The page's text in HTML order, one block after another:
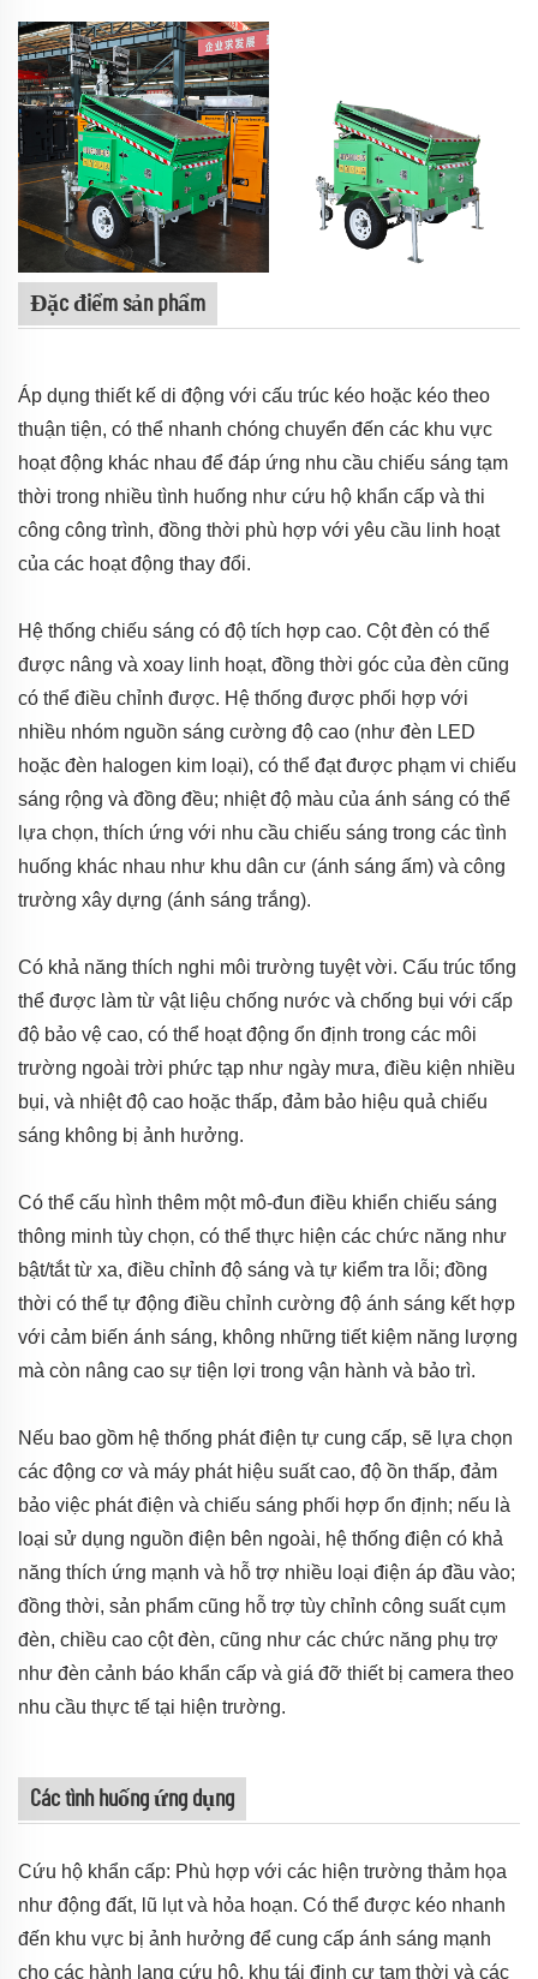
Đặc điểm sản phẩm
Áp dụng thiết kế di động với cấu trúc kéo hoặc kéo theo
thuận tiện, có thể nhanh chóng chuyển đến các khu vực
hoạt động khác nhau để đáp ứng nhu cầu chiếu sáng tạm
thời trong nhiều tình huống như cứu hộ khẩn cấp và thi
công công trình, đồng thời phù hợp với yêu cầu linh hoạt
của các hoạt động thay đổi.
Hệ thống chiếu sáng có độ tích hợp cao. Cột đèn có thể
được nâng và xoay linh hoạt, đồng thời góc của đèn cũng
có thể điều chỉnh được. Hệ thống được phối hợp với
nhiều nhóm nguồn sáng cường độ cao (như đèn LED
hoặc đèn halogen kim loại), có thể đạt được phạm vi chiếu
sáng rộng và đồng đều; nhiệt độ màu của ánh sáng có thể
lựa chọn, thích ứng với nhu cầu chiếu sáng trong các tình
huống khác nhau như khu dân cư (ánh sáng ấm) và công
trường xây dựng (ánh sáng trắng).
Có khả năng thích nghi môi trường tuyệt vời. Cấu trúc tổng
thể được làm từ vật liệu chống nước và chống bụi với cấp
độ bảo vệ cao, có thể hoạt động ổn định trong các môi
trường ngoài trời phức tạp như ngày mưa, điều kiện nhiều
bụi, và nhiệt độ cao hoặc thấp, đảm bảo hiệu quả chiếu
sáng không bị ảnh hưởng.
Có thể cấu hình thêm một mô-đun điều khiển chiếu sáng
thông minh tùy chọn, có thể thực hiện các chức năng như
bật/tắt từ xa, điều chỉnh độ sáng và tự kiểm tra lỗi; đồng
thời có thể tự động điều chỉnh cường độ ánh sáng kết hợp
với cảm biến ánh sáng, không những tiết kiệm năng lượng
mà còn nâng cao sự tiện lợi trong vận hành và bảo trì.
Nếu bao gồm hệ thống phát điện tự cung cấp, sẽ lựa chọn
các động cơ và máy phát hiệu suất cao, độ ồn thấp, đảm
bảo việc phát điện và chiếu sáng phối hợp ổn định; nếu là
loại sử dụng nguồn điện bên ngoài, hệ thống điện có khả
năng thích ứng mạnh và hỗ trợ nhiều loại điện áp đầu vào;
đồng thời, sản phẩm cũng hỗ trợ tùy chỉnh công suất cụm
đèn, chiều cao cột đèn, cũng như các chức năng phụ trợ
như đèn cảnh báo khẩn cấp và giá đỡ thiết bị camera theo
nhu cầu thực tế tại hiện trường.
Các tình huống ứng dụng
Cứu hộ khẩn cấp: Phù hợp với các hiện trường thảm họa
như động đất, lũ lụt và hỏa hoạn. Có thể được kéo nhanh
đến khu vực bị ảnh hưởng để cung cấp ánh sáng mạnh
cho các hành lang cứu hộ, khu tái định cư tạm thời và các